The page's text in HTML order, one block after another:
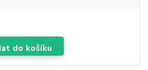
do košíku